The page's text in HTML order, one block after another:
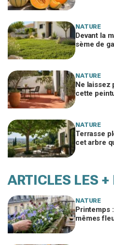
NATURE
Devant la
sème de
NATURE
Ne laissez
cette
NATURE
Terrasse
cet arbre
ARTICLES LES +
NATURE
Printemps
mêmes